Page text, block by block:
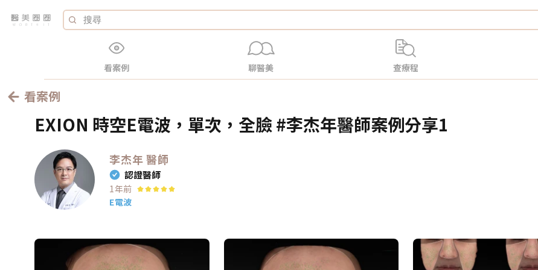
看案例 聊醫美 查療程
看案例
EXION 時空E電波，單次，全臉 #李杰年醫師案例分享1
李杰年醫師
認證醫師
1年前
E電波